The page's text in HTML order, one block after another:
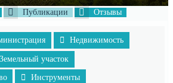
Публикации Отзывы
Недвижимость
Земельный участок
Инструменты